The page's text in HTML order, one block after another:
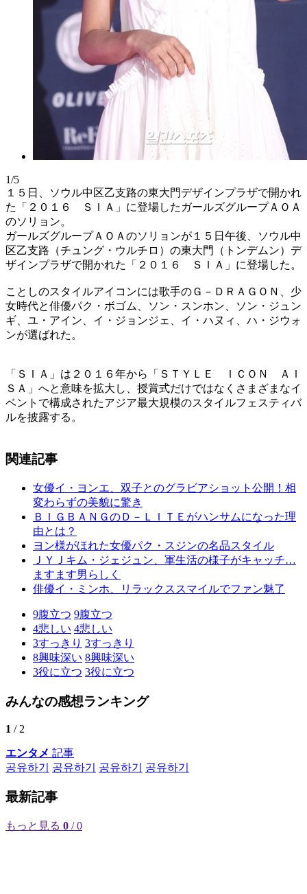
1/5
１５日、ソウル中区乙支路の東大門デザインプラザで開かれ
た「２０１６ ＳＩＡ」に登場したガールズグループＡＯＡ
のソリョン。
ガールズグループＡＯＡのソリョンが１５日午後、ソウル中
区乙支路（チュング・ウルチロ）の東大門（トンデムン）デ
ザインプラザで開かれた「２０１６ ＳＩＡ」に登場した。
ことしのスタイルアイコンには歌手のＧ－ＤＲＡＧＯＮ、少
女時代と俳優パク・ボゴム、ソン・スンホン、ソン・ジュン
ギ、ユ・アイン、イ・ジョンジェ、イ・ハヌィ、ハ・ジウォ
ンが選ばれた。
「ＳＩＡ」は２０１６年から「ＳＴＹＬＥ ＩＣＯＮ ＡＩ
ＳＡ」へと意味を拡大し、授賞式だけではなくさまざまなイ
ベントで構成されたアジア最大規模のスタイルフェスティバ
ルを披露する。
関連記事
女優イ・ヨンエ、双子とのグラビアショット公開！相
変わらずの美貌に驚き
ＢＩＧＢＡＮＧのＤ－ＬＩＴＥがハンサムになった理
由とは？
ヨン様がほれた女優パク・スジンの名品スタイル
ＪＹＪキム・ジェジュン、軍生活の様子がキャッチ…
ますます男らしく
俳優イ・ミンホ、リラックススマイルでファン魅了
9腹立つ 9腹立つ
4悲しい 4悲しい
3すっきり 3すっきり
8興味深い 8興味深い
3役に立つ 3役に立つ
みんなの感想ランキング
1 / 2
エンタメ 記事
공유하기
공유하기 공유하기 공유하기
最新記事
もっと見る 0 / 0